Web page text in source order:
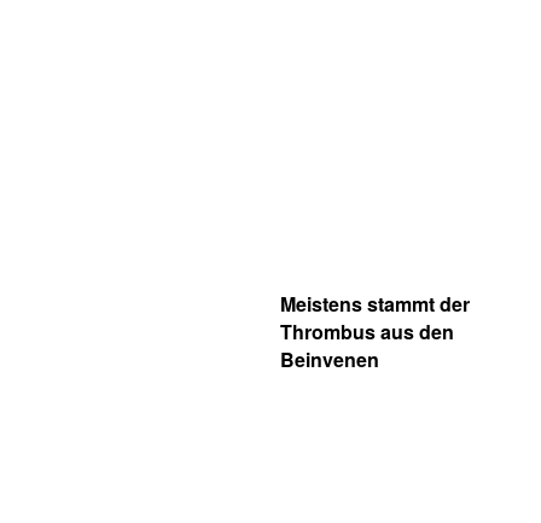
Meistens stammt der
Thrombus aus den
Beinvenen